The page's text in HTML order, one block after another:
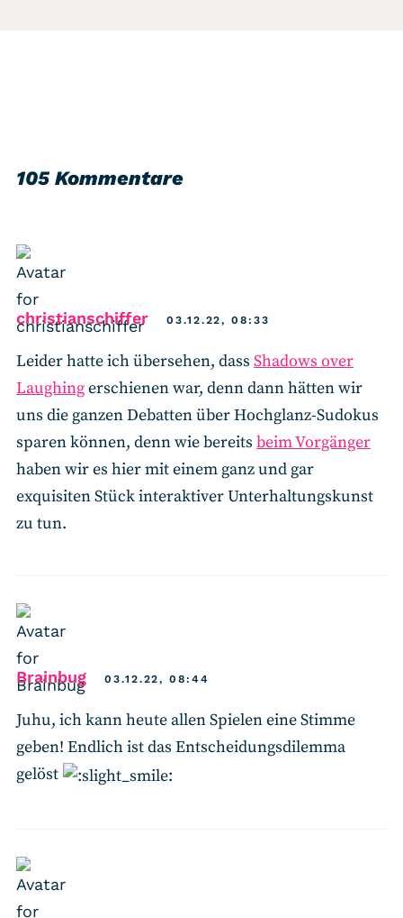
105 Kommentare
christianschiffersays:03.12.22, 08:33
Leider hatte ich übersehen, dass Shadows over
Laughingerschienen war, denn dann hätten wir
uns die ganzen Debatten über Hochglanz-Sudokus
sparen können, denn wie bereits beim Vorgänger
haben wir es hier mit einem ganz und gar
exquisiten Stück interaktiver Unterhaltungskunst
zu tun.
Brainbugsays:03.12.22, 08:44
Juhu, ich kann heute allen Spielen eine Stimme
geben! Endlich ist das Entscheidungsdilemma
gelöst